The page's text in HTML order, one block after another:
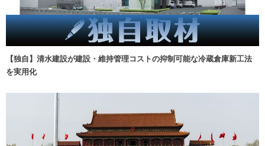
【独自】清水建設が建設・維持管理コストの抑制可能な冷蔵倉庫新工法
を実用化